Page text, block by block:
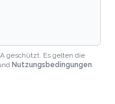
geschützt. Es gelten die
Nutzungsbedingungen.